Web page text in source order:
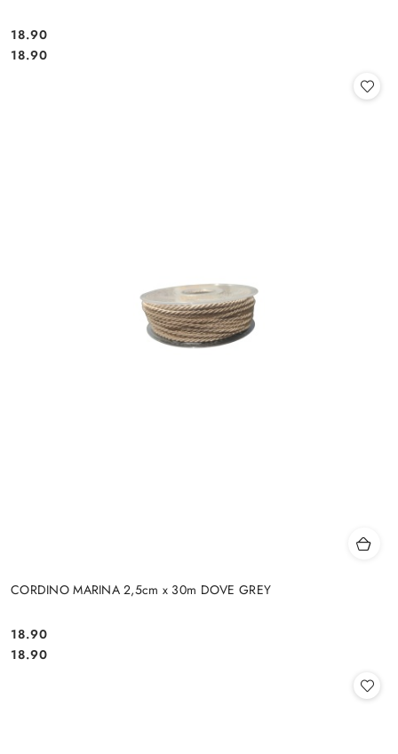
Cena:
18.90
Cena:
18.90
CORDINO MARINA 2,5cm x 30m DOVE GREY
Cena:
18.90
Cena:
18.90